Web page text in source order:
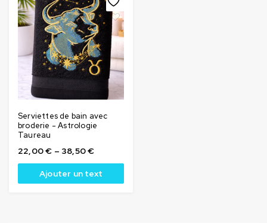
Serviettes de bain avec
broderie - Astrologie
Taureau
22,00€ – 38,50€
Ajouter un text